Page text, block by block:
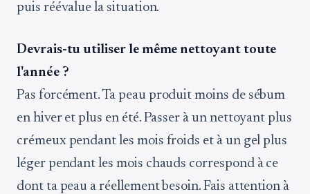
puis réévalue la situation.
Devrais-tu utiliser le même nettoyant toute
l'année ?
Pas forcément. Ta peau produit moins de sébum
en hiver et plus en été. Passer à un nettoyant plus
crémeux pendant les mois froids et à un gel plus
léger pendant les mois chauds correspond à ce
dont ta peau a réellement besoin. Fais attention à